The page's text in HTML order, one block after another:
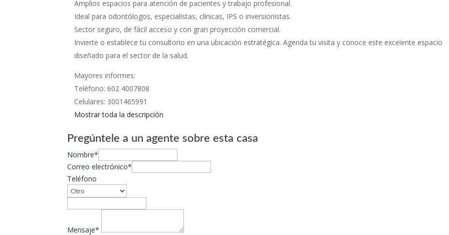
Amplios espacios para atención de pacientes y trabajo profesional.
Ideal para odontólogos, especialistas, clínicas, IPS o inversionistas.
Sector seguro, de fácil acceso y con gran proyección comercial.
Invierte o establece tu consultorio en una ubicación estratégica. Agenda tu visita y conoce este excelente espacio
diseñado para el sector de la salud.
Mayores informes:
Teléfono: 602 4007808
Celulares: 3001465991
Mostrar toda la descripción
Pregúntele a un agente sobre esta casa
Nombre*
Correo electrónico*
Teléfono
Mensaje*